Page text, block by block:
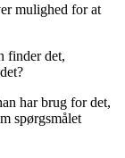
mulighed for at
finder det,
har brug for det,
spørgsmålet